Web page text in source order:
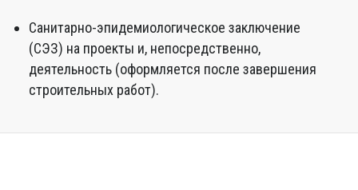
Санитарно-эпидемиологическое заключение
(СЭЗ) на проекты и, непосредственно,
деятельность (оформляется после завершения
строительных работ).